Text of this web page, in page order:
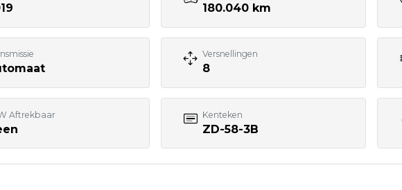
180.040 km
Versnellingen
8
Aftrekbaar Kenteken
ZD-58-3B